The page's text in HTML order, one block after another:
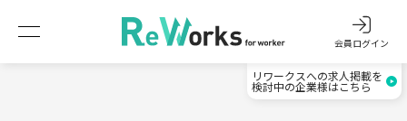
会員ログイン
リワークスへの求人掲載を
検討中の企業様はこちら